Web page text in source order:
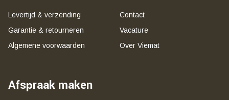
Levertijd & verzending
Garantie & retourneren
Algemene voorwaarden
Contact
Vacature
Over Viemat
Afspraak maken